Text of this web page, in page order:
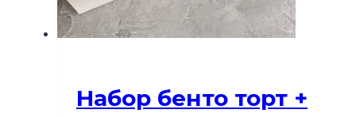
Набор бенто торт +